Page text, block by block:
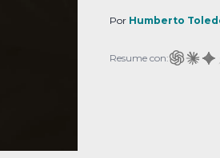
Por Humberto
Resume con: